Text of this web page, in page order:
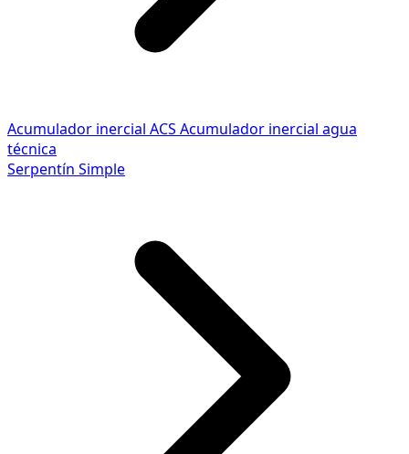
Acumulador inercial ACS Acumulador inercial agua
técnica
Serpentín Simple